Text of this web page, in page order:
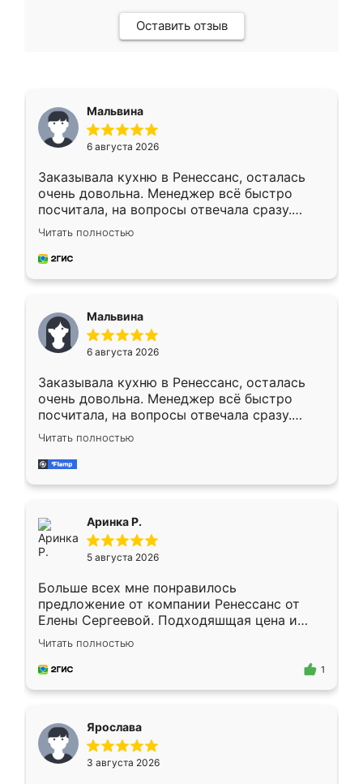
Оставить отзыв
Мальвина
6 августа 2026
Заказывала кухню в Ренессанс, осталась
очень довольна. Менеджер всё быстро
посчитала, на вопросы отвечала сразу.
Замерщик приехал в субботу, подошёл к
делу со всей ответственностью. Собрали
за день, ребята работали аккуратно, даже
Читать полностью
Мальвина
6 августа 2026
Заказывала кухню в Ренессанс, осталась
очень довольна. Менеджер всё быстро
посчитала, на вопросы отвечала сразу.
Замерщик приехал в субботу, подошёл к
делу со всей ответственностью. Собрали
за день, ребята работали аккуратно, даже
Читать полностью
Аринка Р.
5 августа 2026
Больше всех мне понравилось
предложение от компании Ренессанс от
Елены Сергеевой. Подходяшщая цена и
короткие сроки изготовления. Приехавший
для замера сотрудник Владислав
предложил по моему эскизу самый
Читать полностью
1
Ярослава
3 августа 2026